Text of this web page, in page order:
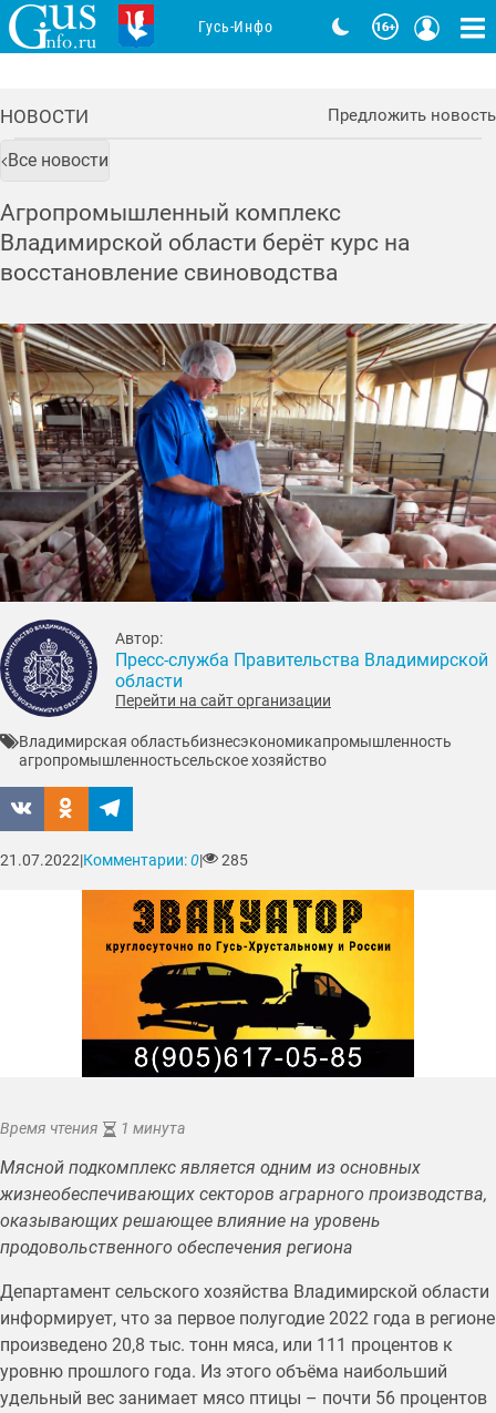
НОВОСТИ Предложить новость
Все новости
Агропромышленный комплекс
Владимирской области берёт курс на
восстановление свиноводства
Время чтения 1 минута
Мясной подкомплекс является одним из основных
жизнеобеспечивающих секторов аграрного производства,
оказывающих решающее влияние на уровень
продовольственного обеспечения региона
Департамент сельского хозяйства Владимирской области
информирует, что за первое полугодие 2022 года в регионе
произведено 20,8 тыс. тонн мяса, или 111 процентов к
уровню прошлого года. Из этого объёма наибольший
удельный вес занимает мясо птицы – почти 56 процентов
Автор:
Пресс-служба Правительства Владимирской
области
Перейти на сайт организации
Владимирская областьбизнесэкономикапромышленность
агропромышленностьсельское хозяйство
21.07.2022|Комментарии:0| 285
Гусь-Инфо